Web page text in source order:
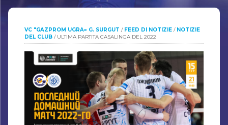
VC "GAZPROM UGRA» G. SURGUT / FEED DI NOTIZIE / NOTIZIE
DEL CLUB / ULTIMA PARTITA CASALINGA DEL 2022